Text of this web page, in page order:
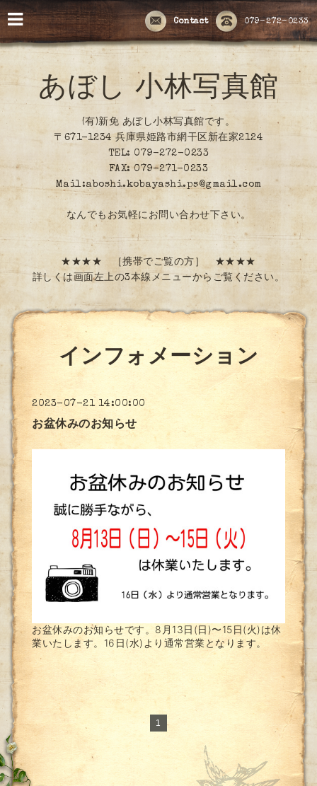
079-272-0233
Contact
あぼし 小林写真館
(有)新免 あぼし小林写真館です。
〒671-1234 兵庫県姫路市網干区新在家2124
TEL: 079-272-0233
FAX: 079-271-0233
Mail:aboshi.kobayashi.ps@gmail.com
なんでもお気軽にお問い合わせ下さい。
★★★★ ［携帯でご覧の方］ ★★★★
詳しくは画面左上の3本線メニューからご覧ください。
インフォメーション
2023-07-21 14:00:00
お盆休みのお知らせ
お盆休みのお知らせです。8月13日(日)〜15日(火)は休
業いたします。16日(水)より通常営業となります。
1